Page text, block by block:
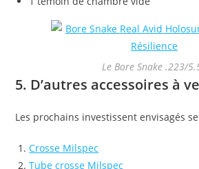
Le Bore Snake .223/
5. D’autres accessoires à
Les prochains investissent envisagés
Crosse Milspec
Tube crosse Milspec